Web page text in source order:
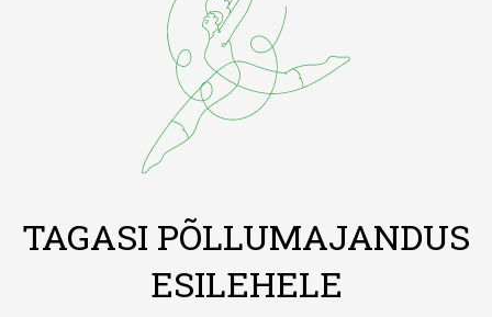
TAGASI PÕLLUMAJANDUS
ESILEHELE